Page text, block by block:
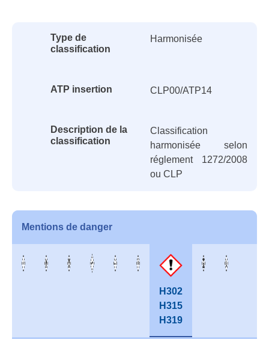
Type de
classification
Harmonisée
ATP insertion CLP00/ATP14
Description de la
classification
Classification
harmonisée selon
réglement 1272/2008
ou CLP
Mentions de danger
H302
H315
H319